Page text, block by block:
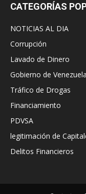
CATEGORÍAS
NOTICIAS AL DIA
Corrupción
Lavado de Dinero
Gobierno de Venezuela
Tráfico de Drogas
Financiamiento
PDVSA
legitimación de
Delitos Financieros